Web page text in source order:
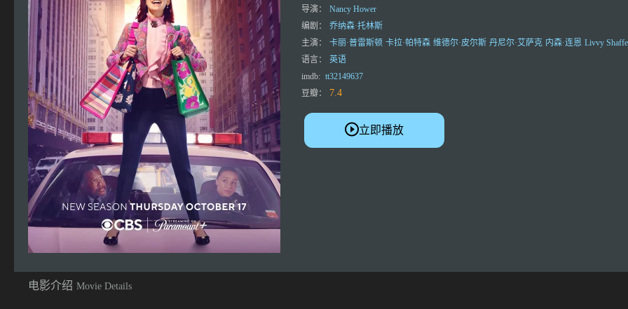
导演：
Nancy Hower
编剧：
乔纳森·托林斯
主演：
卡丽·普雷斯顿 卡拉·帕特森 维德尔·皮尔斯 丹尼尔·艾萨克 内森·连恩 Livvy
语言：
英语
imdb: tt32149637
豆瓣：
7.4
立即播放
电影介绍 Movie Details